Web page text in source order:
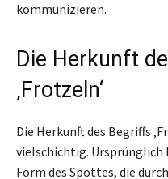
kommunizieren.
Die Herkunft
‚Frotzeln‘
Die Herkunft des Begriffs
vielschichtig. Ursprünglich
Form des Spottes, die